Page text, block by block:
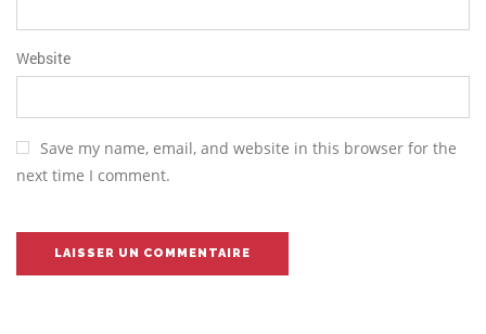
Website
Save my name, email, and website in this browser for the
next time I comment.